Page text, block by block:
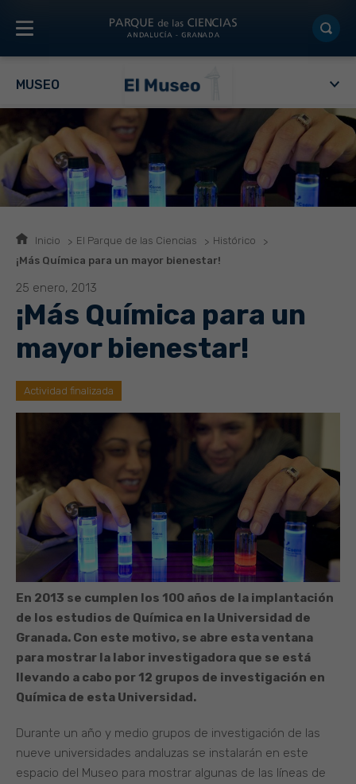
MUSEO
Inicio El Parque de las Ciencias
Histórico
¡Más Química para un mayor bienestar!
25 enero, 2013
¡Más Química para un
mayor bienestar!
Actividad finalizada
En 2013 se cumplen los 100 años de la implantación
de los estudios de Química en la Universidad de
Granada. Con este motivo, se abre esta ventana
para mostrar la labor investigadora que se está
llevando a cabo por 12 grupos de investigación en
Química de esta Universidad.
Durante un año y medio grupos de investigación de las
nueve universidades andaluzas se instalarán en este
espacio del Museo para mostrar algunas de las líneas de